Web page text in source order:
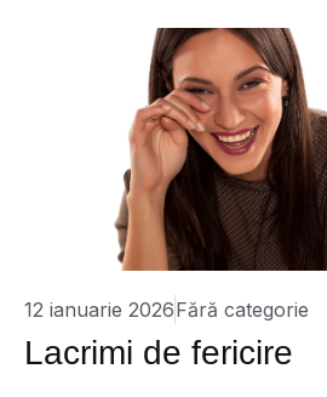
12 ianuarie 2026Fără categorie
Lacrimi de fericire